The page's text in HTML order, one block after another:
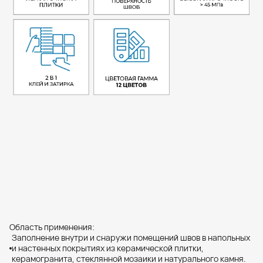
Область применения:
Заполнение внутри и снаружи помещений швов в напольных
и настенных покрытиях из керамической плитки,
керамогранита, стеклянной мозаики и натурального камня.
СКАЧАТЬ
СКАЧАТЬ